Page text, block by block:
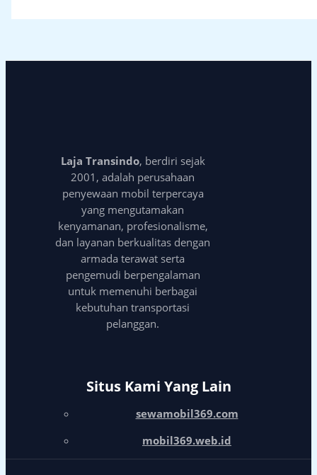
Laja Transindo, berdiri sejak
2001, adalah perusahaan
penyewaan mobil terpercaya
yang mengutamakan
kenyamanan, profesionalisme,
dan layanan berkualitas dengan
armada terawat serta
pengemudi berpengalaman
untuk memenuhi berbagai
kebutuhan transportasi
pelanggan.
Situs Kami Yang Lain
sewamobil369.com
mobil369.web.id